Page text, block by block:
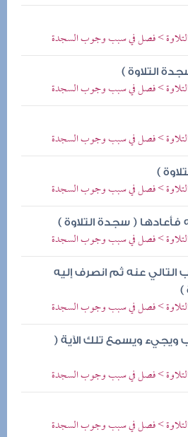
التلاوة > فصل في سبب وجوب السجدة
التلاوة )
التلاوة > فصل في سبب وجوب السجدة
التلاوة > فصل في سبب وجوب السجدة
)
التلاوة > فصل في سبب وجوب السجدة
( سجدة التلاوة )
التلاوة > فصل في سبب وجوب السجدة
عنه ثم انصرف إليه
)
التلاوة > فصل في سبب وجوب السجدة
ويجيء ويسمع تلك الآية (
التلاوة > فصل في سبب وجوب السجدة
التلاوة > فصل في سبب وجوب السجدة